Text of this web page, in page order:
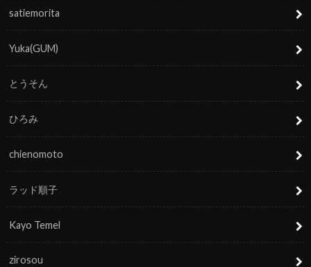
satiemorita
Yuka(GUM)
とうそん
ひろみ
chienomoto
ラッド順子
Kayo Temel
zirosou